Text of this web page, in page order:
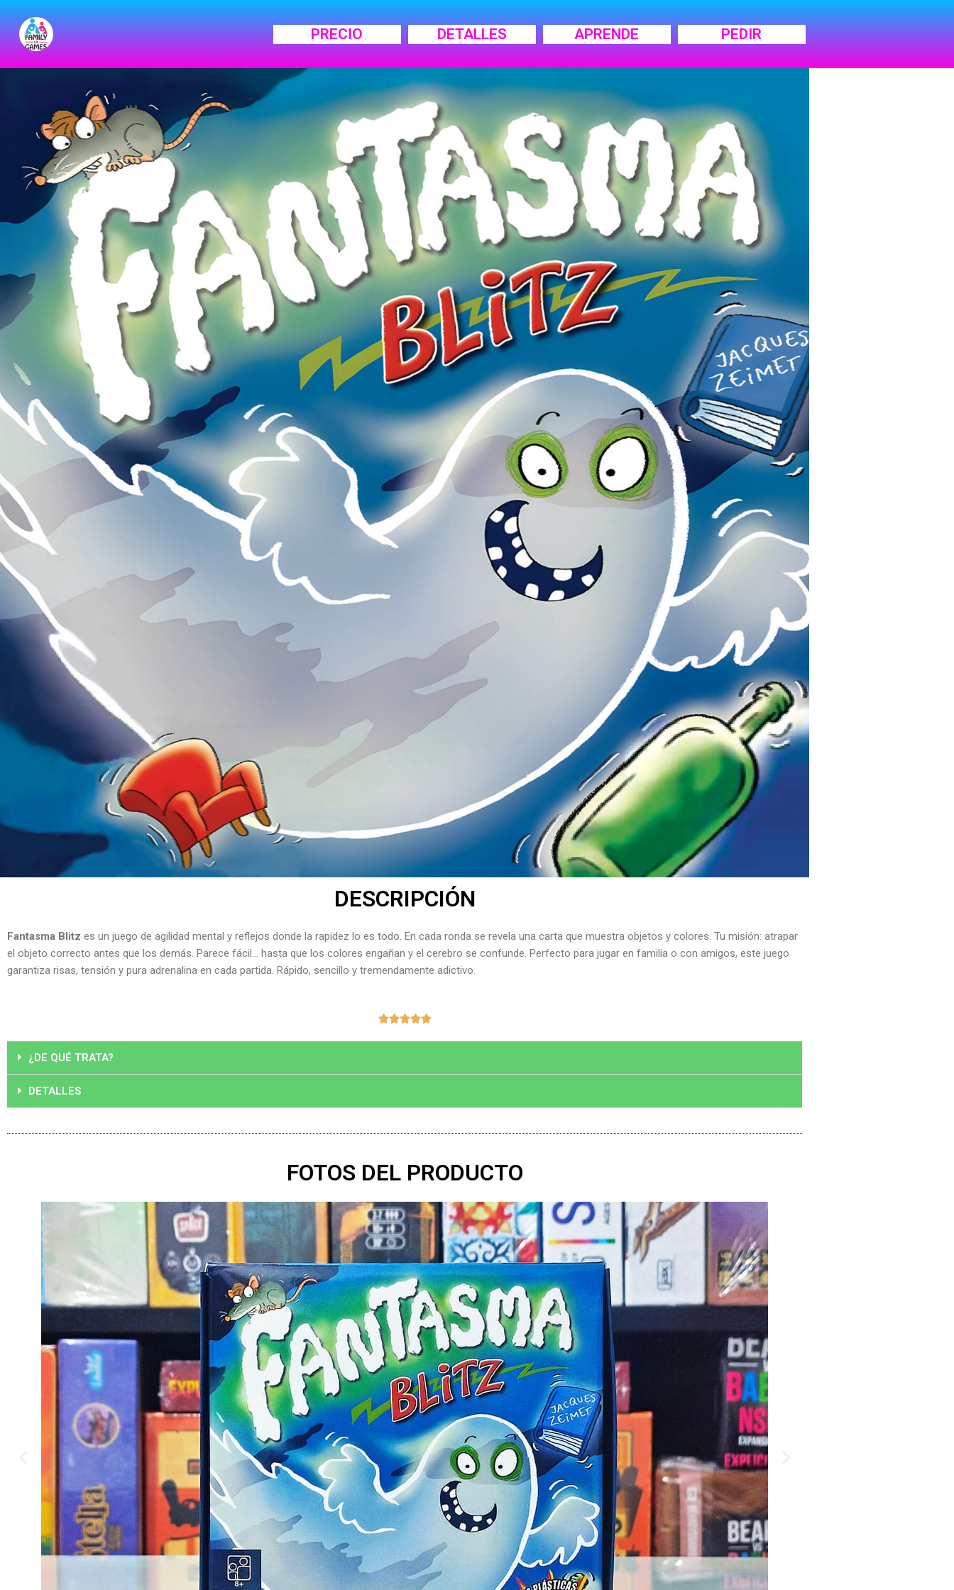
PRECIO DETALLES APRENDE PEDIR
DESCRIPCIÓN
Fantasma Blitz es un juego de agilidad mental y reflejos donde la rapidez lo es todo. En cada ronda se revela una carta que muestra objetos y colores. Tu misión: atrapar
el objeto correcto antes que los demás. Parece fácil… hasta que los colores engañan y el cerebro se confunde. Perfecto para jugar en familia o con amigos, este juego
garantiza risas, tensión y pura adrenalina en cada partida. Rápido, sencillo y tremendamente adictivo.
Valorado
¿DE QUÉ TRATA?
DETALLES
FOTOS DEL PRODUCTO